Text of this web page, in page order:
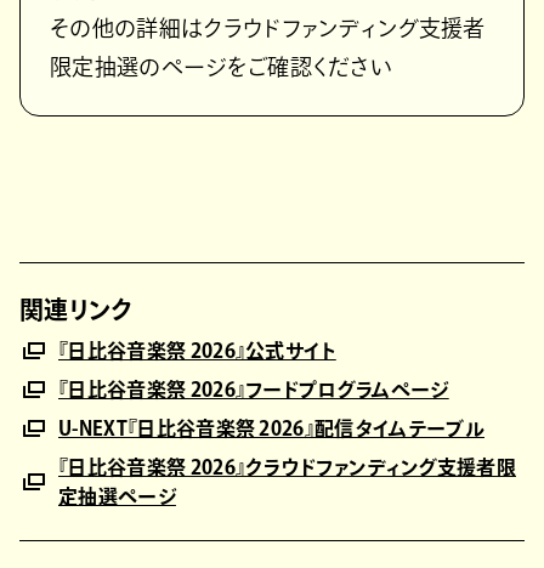
その他の詳細はクラウドファンディング支援者
限定抽選のページをご確認ください
関連リンク
『日比谷音楽祭 2026』公式サイト
『日比谷音楽祭 2026』フードプログラムページ
U-NEXT『日比谷音楽祭 2026』配信タイムテーブル
『日比谷音楽祭 2026』クラウドファンディング支援者限
定抽選ページ